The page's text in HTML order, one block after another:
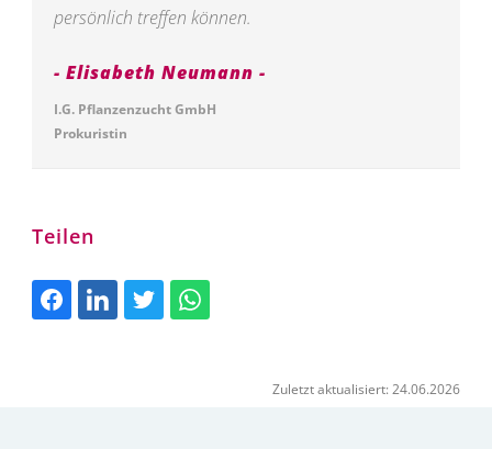
persönlich treffen können.
Elisabeth Neumann
I.G. Pflanzenzucht GmbH
Prokuristin
Teilen
Zuletzt aktualisiert: 24.06.2026